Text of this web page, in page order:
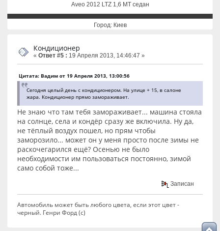
Aveo 2012 LTZ 1,6 MT седан
Город: Киев
Кондиционер
« Ответ #5 : 19 Апреля 2013, 14:46:47 »
Цитата: Вадим от 19 Апреля 2013, 13:00:56
Сегодня целый день с кондиционером. На улице + 15, в салоне
жара. Кондиционер прямо замораживает.
Не знаю что там тебя замораживает... машина стояла
на солнце, села и кондёр сразу же включила. Ну да,
не тёплый воздух пошел, но прям чтобы
заморозило... может он у меня просто после зимы не
раскочегарился ещё? Осенью не было
необходимости им пользоваться постоянно, зимой
само собой тоже...
Записан
Автомобиль может быть любого цвета, если этот цвет -
черный. Генри Форд (с)